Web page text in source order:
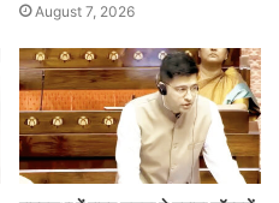
August 7, 2026